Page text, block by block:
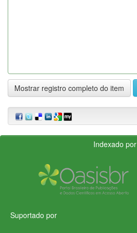
Mostrar registro completo do item
Indexado por
Suportado por